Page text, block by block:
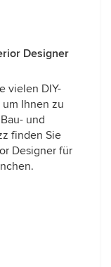
Designer
vielen DIY-
um Ihnen zu
und
finden Sie
Designer für